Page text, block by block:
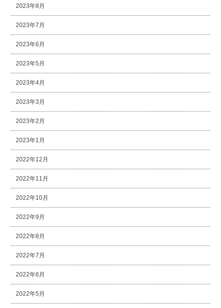
2023年8月
2023年7月
2023年6月
2023年5月
2023年4月
2023年3月
2023年2月
2023年1月
2022年12月
2022年11月
2022年10月
2022年9月
2022年8月
2022年7月
2022年6月
2022年5月